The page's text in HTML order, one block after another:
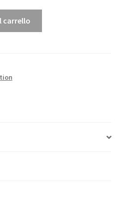
carrello